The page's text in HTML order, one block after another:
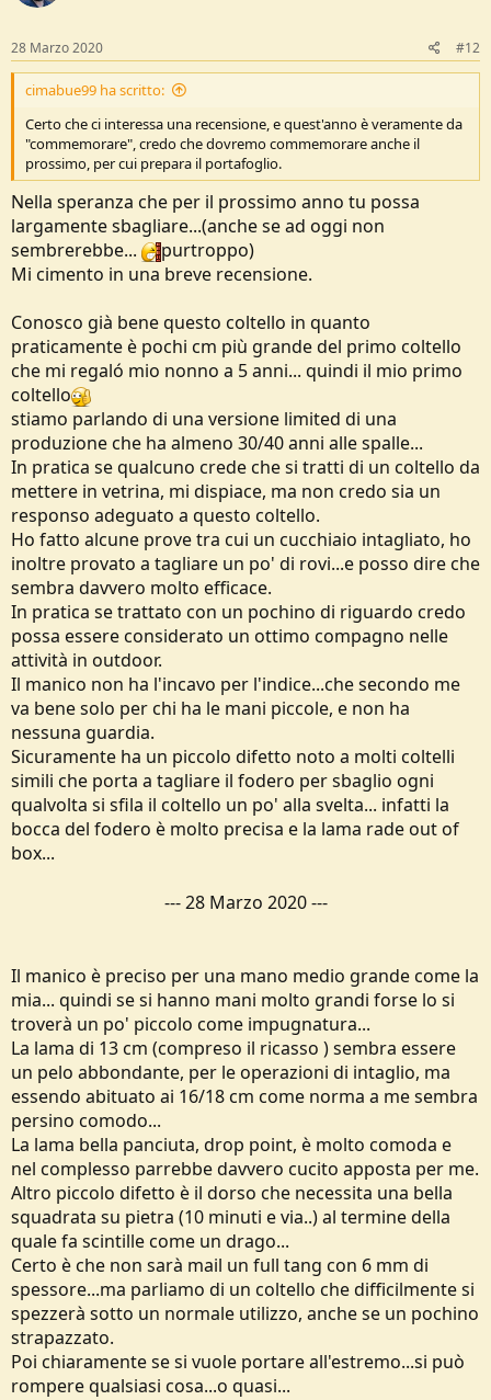
o
s
:
28 Marzo 2020 #12
cimabue99 ha scritto:
Certo che ci interessa una recensione, e quest'anno è veramente da
"commemorare", credo che dovremo commemorare anche il
prossimo, per cui prepara il portafoglio.
Nella speranza che per il prossimo anno tu possa
largamente sbagliare...(anche se ad oggi non
sembrerebbe...
purtroppo)
Mi cimento in una breve recensione.
Conosco già bene questo coltello in quanto
praticamente è pochi cm più grande del primo coltello
che mi regaló mio nonno a 5 anni... quindi il mio primo
coltello
stiamo parlando di una versione limited di una
produzione che ha almeno 30/40 anni alle spalle...
In pratica se qualcuno crede che si tratti di un coltello da
mettere in vetrina, mi dispiace, ma non credo sia un
responso adeguato a questo coltello.
Ho fatto alcune prove tra cui un cucchiaio intagliato, ho
inoltre provato a tagliare un po' di rovi...e posso dire che
sembra davvero molto efficace.
In pratica se trattato con un pochino di riguardo credo
possa essere considerato un ottimo compagno nelle
attività in outdoor.
Il manico non ha l'incavo per l'indice...che secondo me
va bene solo per chi ha le mani piccole, e non ha
nessuna guardia.
Sicuramente ha un piccolo difetto noto a molti coltelli
simili che porta a tagliare il fodero per sbaglio ogni
qualvolta si sfila il coltello un po' alla svelta... infatti la
bocca del fodero è molto precisa e la lama rade out of
box...
---28 Marzo 2020---
Il manico è preciso per una mano medio grande come la
mia... quindi se si hanno mani molto grandi forse lo si
troverà un po' piccolo come impugnatura...
La lama di 13 cm (compreso il ricasso ) sembra essere
un pelo abbondante, per le operazioni di intaglio, ma
essendo abituato ai 16/18 cm come norma a me sembra
persino comodo...
La lama bella panciuta, drop point, è molto comoda e
nel complesso parrebbe davvero cucito apposta per me.
Altro piccolo difetto è il dorso che necessita una bella
squadrata su pietra (10 minuti e via..) al termine della
quale fa scintille come un drago...
Certo è che non sarà mail un full tang con 6 mm di
spessore...ma parliamo di un coltello che difficilmente si
spezzerà sotto un normale utilizzo, anche se un pochino
strapazzato.
Poi chiaramente se si vuole portare all'estremo...si può
rompere qualsiasi cosa...o quasi...